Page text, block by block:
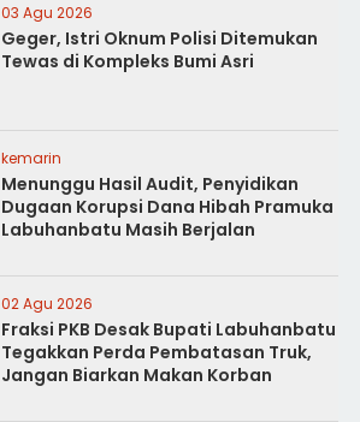
03 Agu 2026
Geger, Istri Oknum Polisi Ditemukan
Tewas di Kompleks Bumi Asri
kemarin
Menunggu Hasil Audit, Penyidikan
Dugaan Korupsi Dana Hibah Pramuka
Labuhanbatu Masih Berjalan
02 Agu 2026
Fraksi PKB Desak Bupati Labuhanbatu
Tegakkan Perda Pembatasan Truk,
Jangan Biarkan Makan Korban